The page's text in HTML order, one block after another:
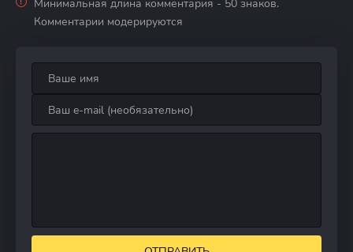
Минимальная длина комментария - 50 знаков.
Комментарии модерируются